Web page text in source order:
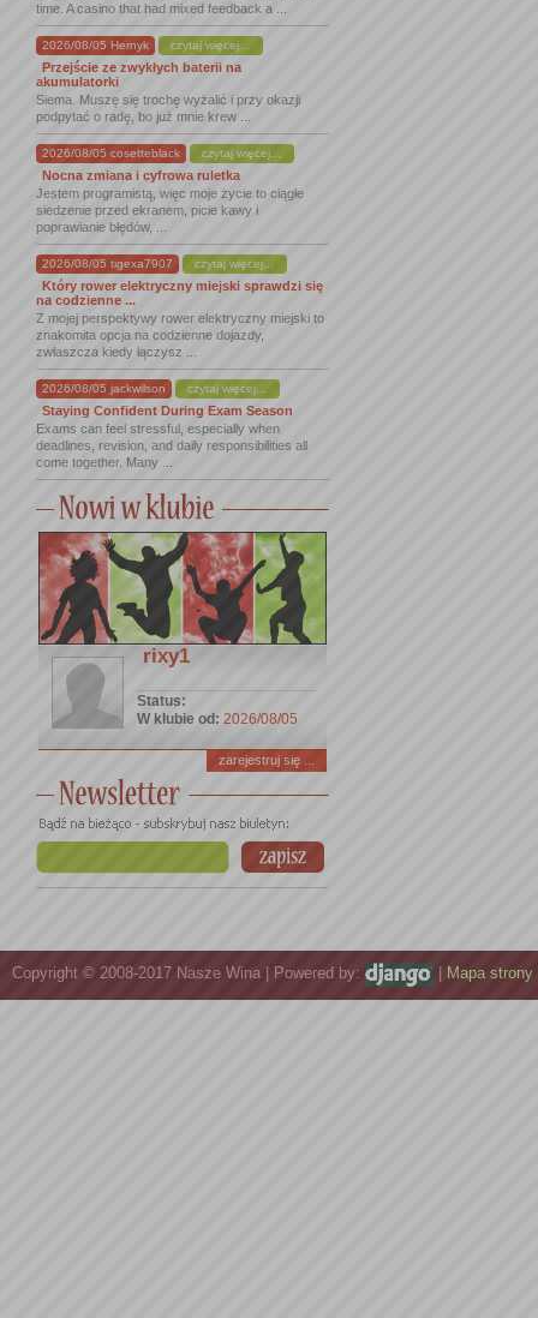
time. A casino that had mixed feedback a ...
2026/08/05 Hernyk czytaj więcej...
Przejście ze zwykłych baterii na
akumulatorki
Siema. Muszę się trochę wyżalić i przy okazji
podpytać o radę, bo już mnie krew ...
2026/08/05 cosetteblack czytaj więcej...
Nocna zmiana i cyfrowa ruletka
Jestem programistą, więc moje życie to ciągłe
siedzenie przed ekranem, picie kawy i
poprawianie błędów, ...
2026/08/05 tigexa7907 czytaj więcej...
Który rower elektryczny miejski sprawdzi się
na codzienne ...
Z mojej perspektywy rower elektryczny miejski to
znakomita opcja na codzienne dojazdy,
zwłaszcza kiedy łączysz ...
2026/08/05 jackwilson czytaj więcej...
Staying Confident During Exam Season
Exams can feel stressful, especially when
deadlines, revision, and daily responsibilities all
come together. Many ...
rixy1
Status:
W klubie od: 2026/08/05
zarejestruj się ...
Copyright © 2008-2017 Nasze Wina | Powered by: Mapa strony